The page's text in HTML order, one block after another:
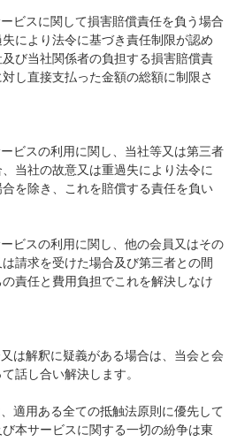
ビスに関して損害賠償責任を負う場合
により法令に基づき責任制限が認め
び当社関係者の負担する損害賠償責
し直接支払った金額の総額に制限さ
ビスの利用に関し、当社等又は第三者
当社の故意又は重過失により法令に
を除き、これを賠償する責任を負い
ビスの利用に関し、他の会員又はその
請求を受けた場合及び第三者との間
責任と費用負担でこれを解決しなけ
は解釈に疑義がある場合は、当会と会
話し合い解決します。
適用ある全ての抵触法原則に優先して
本サービスに関する一切の紛争は東